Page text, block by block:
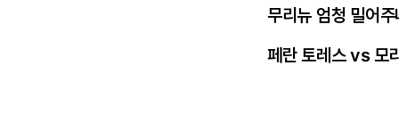
무리뉴 엄청 밀어
페란 토레스 vs 모